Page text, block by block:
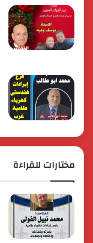
مختارات للقراءة